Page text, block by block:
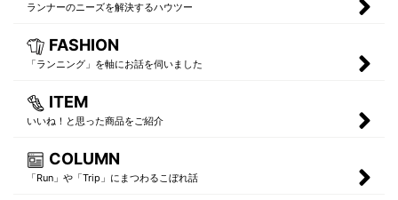
ランナーのニーズを解決するハウツー
FASHION
「ランニング」を軸にお話を伺いました
ITEM
いいね！と思った商品をご紹介
COLUMN
「Run」や「Trip」にまつわるこぼれ話